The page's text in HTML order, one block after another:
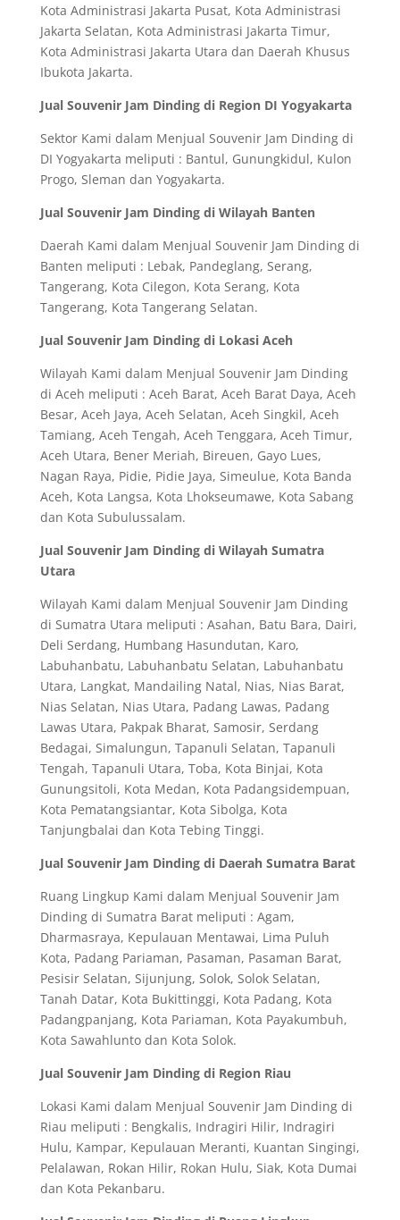
Kota Administrasi Jakarta Pusat, Kota Administrasi
Jakarta Selatan, Kota Administrasi Jakarta Timur,
Kota Administrasi Jakarta Utara dan Daerah Khusus
Ibukota Jakarta.
Jual Souvenir Jam Dinding di Region DI Yogyakarta
Sektor Kami dalam Menjual Souvenir Jam Dinding di
DI Yogyakarta meliputi : Bantul, Gunungkidul, Kulon
Progo, Sleman dan Yogyakarta.
Jual Souvenir Jam Dinding di Wilayah Banten
Daerah Kami dalam Menjual Souvenir Jam Dinding di
Banten meliputi : Lebak, Pandeglang, Serang,
Tangerang, Kota Cilegon, Kota Serang, Kota
Tangerang, Kota Tangerang Selatan.
Jual Souvenir Jam Dinding di Lokasi Aceh
Wilayah Kami dalam Menjual Souvenir Jam Dinding
di Aceh meliputi : Aceh Barat, Aceh Barat Daya, Aceh
Besar, Aceh Jaya, Aceh Selatan, Aceh Singkil, Aceh
Tamiang, Aceh Tengah, Aceh Tenggara, Aceh Timur,
Aceh Utara, Bener Meriah, Bireuen, Gayo Lues,
Nagan Raya, Pidie, Pidie Jaya, Simeulue, Kota Banda
Aceh, Kota Langsa, Kota Lhokseumawe, Kota Sabang
dan Kota Subulussalam.
Jual Souvenir Jam Dinding di Wilayah Sumatra
Utara
Wilayah Kami dalam Menjual Souvenir Jam Dinding
di Sumatra Utara meliputi : Asahan, Batu Bara, Dairi,
Deli Serdang, Humbang Hasundutan, Karo,
Labuhanbatu, Labuhanbatu Selatan, Labuhanbatu
Utara, Langkat, Mandailing Natal, Nias, Nias Barat,
Nias Selatan, Nias Utara, Padang Lawas, Padang
Lawas Utara, Pakpak Bharat, Samosir, Serdang
Bedagai, Simalungun, Tapanuli Selatan, Tapanuli
Tengah, Tapanuli Utara, Toba, Kota Binjai, Kota
Gunungsitoli, Kota Medan, Kota Padangsidempuan,
Kota Pematangsiantar, Kota Sibolga, Kota
Tanjungbalai dan Kota Tebing Tinggi.
Jual Souvenir Jam Dinding di Daerah Sumatra Barat
Ruang Lingkup Kami dalam Menjual Souvenir Jam
Dinding di Sumatra Barat meliputi : Agam,
Dharmasraya, Kepulauan Mentawai, Lima Puluh
Kota, Padang Pariaman, Pasaman, Pasaman Barat,
Pesisir Selatan, Sijunjung, Solok, Solok Selatan,
Tanah Datar, Kota Bukittinggi, Kota Padang, Kota
Padangpanjang, Kota Pariaman, Kota Payakumbuh,
Kota Sawahlunto dan Kota Solok.
Jual Souvenir Jam Dinding di Region Riau
Lokasi Kami dalam Menjual Souvenir Jam Dinding di
Riau meliputi : Bengkalis, Indragiri Hilir, Indragiri
Hulu, Kampar, Kepulauan Meranti, Kuantan Singingi,
Pelalawan, Rokan Hilir, Rokan Hulu, Siak, Kota Dumai
dan Kota Pekanbaru.